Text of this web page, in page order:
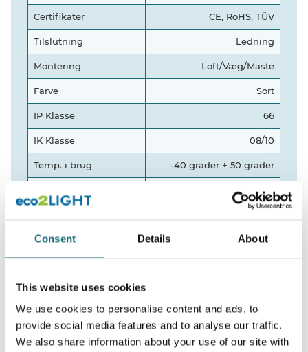
Consent Details About
This website uses cookies
We use cookies to personalise content and ads, to
provide social media features and to analyse our traffic.
We also share information about your use of our site with
Certifikater CE, RoHS, TÜV
Tilslutning Ledning
Montering Loft/Væg/Maste
Farve Sort
IP Klasse 66
IK Klasse 08/10
Temp. i brug -40 grader + 50 grader
5 år
Watt 150W
Lumen